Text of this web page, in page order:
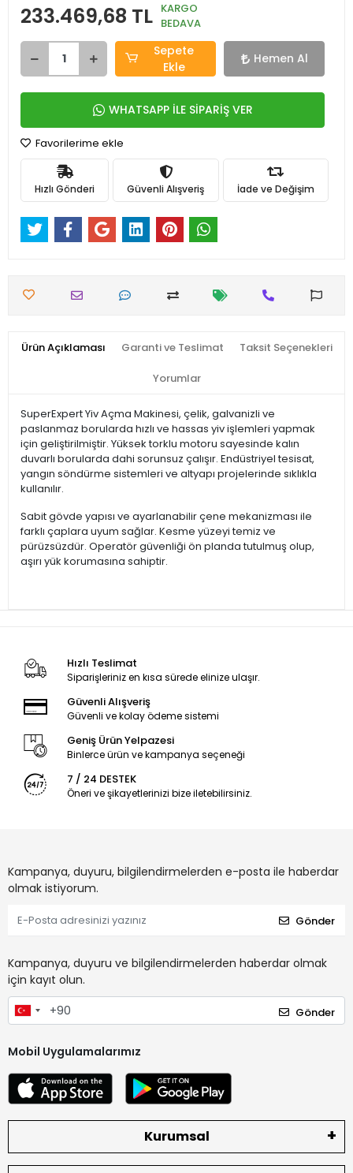
233.469,68 TL KARGO
BEDAVA
Sepete
Ekle
Hemen Al
WHATSAPP İLE SİPARİŞ VER
Favorilerime ekle
Hızlı Gönderi Güvenli Alışveriş İade ve Değişim
Ürün Açıklaması Garanti ve Teslimat Taksit Seçenekleri
Yorumlar
SuperExpert Yiv Açma Makinesi, çelik, galvanizli ve
paslanmaz borularda hızlı ve hassas yiv işlemleri yapmak
için geliştirilmiştir. Yüksek torklu motoru sayesinde kalın
duvarlı borularda dahi sorunsuz çalışır. Endüstriyel tesisat,
yangın söndürme sistemleri ve altyapı projelerinde sıklıkla
kullanılır.
Sabit gövde yapısı ve ayarlanabilir çene mekanizması ile
farklı çaplara uyum sağlar. Kesme yüzeyi temiz ve
pürüzsüzdür. Operatör güvenliği ön planda tutulmuş olup,
aşırı yük korumasına sahiptir.
Hızlı Teslimat
Siparişleriniz en kısa sürede elinize ulaşır.
Güvenli Alışveriş
Güvenli ve kolay ödeme sistemi
Geniş Ürün Yelpazesi
Binlerce ürün ve kampanya seçeneği
7 / 24 DESTEK
Öneri ve şikayetlerinizi bize iletebilirsiniz.
Kampanya, duyuru, bilgilendirmelerden e-posta ile haberdar
olmak istiyorum.
Gönder
Kampanya, duyuru ve bilgilendirmelerden haberdar olmak
için kayıt olun.
Gönder
Mobil Uygulamalarımız
Kurumsal